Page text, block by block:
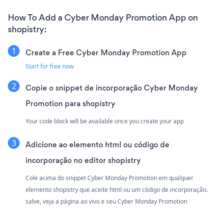
How To Add a Cyber Monday Promotion App on
shopistry:
Create a Free Cyber Monday Promotion App
Start for free now
Copie o snippet de incorporação Cyber Monday
Promotion para shopistry
Your code block will be available once you create your app
Adicione ao elemento html ou código de
incorporação no editor shopistry
Cole acima do snippet Cyber Monday Promotion em qualquer
elemento shopistry que aceite html ou um código de incorporação.
salve, veja a página ao vivo e seu Cyber Monday Promotion